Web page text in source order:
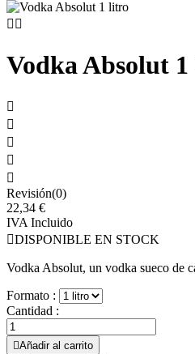
 
Vodka Absolut





Revisión(0)
22,34 €
IVA Incluido
DISPONIBLE EN STOCK
Vodka Absolut, un vodka sueco de
Formato :
Cantidad :
Añadir al carrito